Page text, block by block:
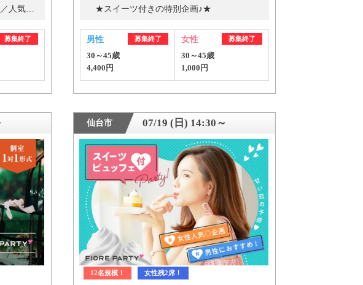
＼着席スタイルでゆっくり話せる／人気の婚活パーティー・街コン
募集終了
★スイーツ付きの特別企画♪★
男性 募集終了
30～45歳
4,400円
女性 募集終了
30～45歳
1,000円
仙台市 07/19 (日) 14:30～
12名規模！ 女性残2席！